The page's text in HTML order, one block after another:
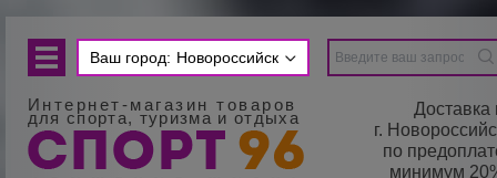
Ваш город: Новороссийск
Интернет-магазин товаров
для спорта, туризма и отдыха
Доставка
г.
по
минимум